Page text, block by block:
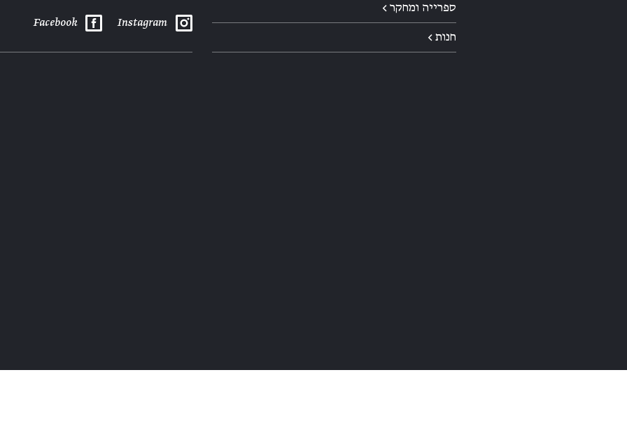
ספרייה ומחקר ←
חנות ←
Instagram
Facebook